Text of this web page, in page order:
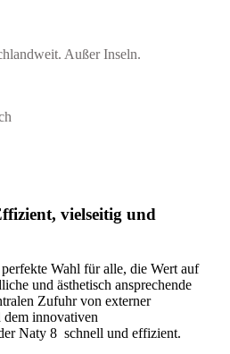
Außer Inseln.
vielseitig und
Wahl für alle, die Wert auf
und ästhetisch ansprechende
Zufuhr von externer
innovativen
Naty 8 schnell und effizient.